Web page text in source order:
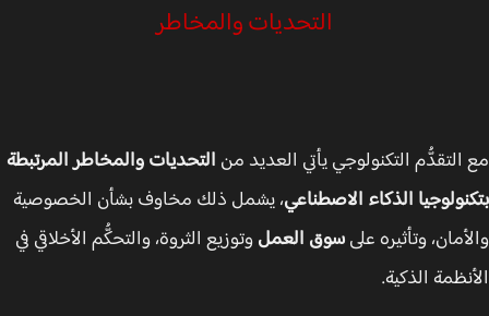
التحديات والمخاطر
التكنولوجي يأتي العديد منالتحديات والمخاطر المرتبطة
الذكاء الاصطناعي، يشمل ذلك مخاوف بشأن الخصوصية
وتأثيره علىسوق العملوتوزيع الثروة، والتحكُّم الأخلاقي في
الذكية.